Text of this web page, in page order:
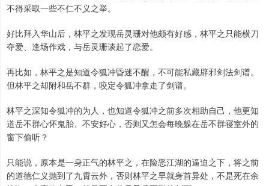
不得采取一些不仁不义之举。
好比拜入华山后，林平之发现岳灵珊对他颇有好感，林平之只能横刀
夺爱、逢场作戏，与岳灵珊谈起了恋爱。
再比如，林平之是知道令狐冲昏迷不醒，不可能私藏辟邪剑法剑谱。
但林平之却附和岳不群，咬定令狐冲拿走了剑谱。
林平之深知令狐冲的为人，也知道令狐冲之前多次相助自己，他更知
道岳不群心怀鬼胎、不安好心，否则又怎会每晚躲在岳不群寝室外的
窗下偷听？
只能说，原本是一身正气的林平之，在险恶江湖的逼迫之下，将之前
的道德仁义抛到了九霄云外，否则林平之早就身首异处，不是死在余